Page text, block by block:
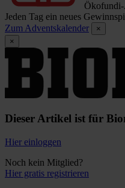
Jeden Tag ein neues
Zum Adventskalender
×
×
Dieser Artikel ist für
Hier einloggen
Noch kein Mitglied?
Hier gratis registrieren